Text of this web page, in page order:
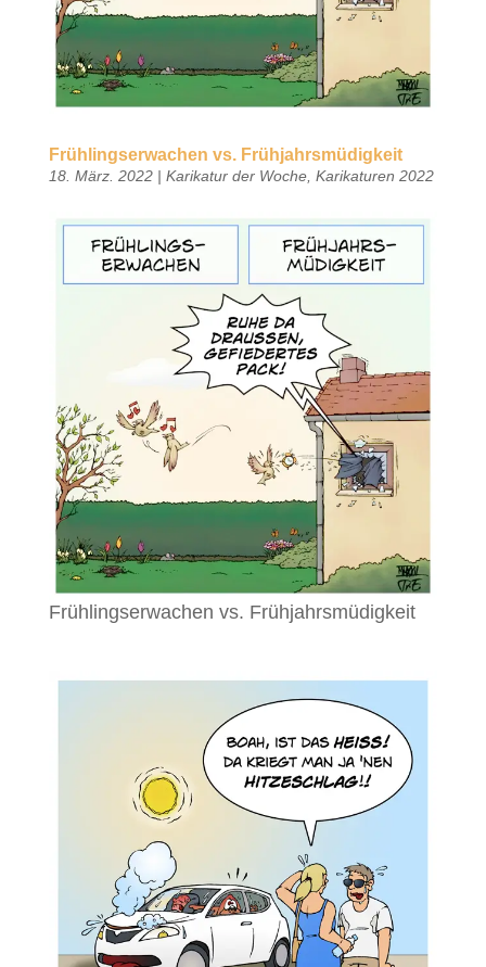
Frühlingserwachen vs. Frühjahrsmüdigkeit
18. März. 2022| Karikatur der Woche, Karikaturen 2022
Frühlingserwachen vs. Frühjahrsmüdigkeit